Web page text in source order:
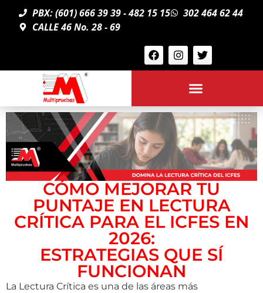
PBX: (601) 666 39 39 - 482 15 15
302 464 62 44
CALLE 46 No. 28 - 69
CÓMO MEJORAR TU
PUNTAJE EN LECTURA
CRÍTICA PARA EL ICFES EN
2026:
ESTRATEGIAS QUE SÍ
FUNCIONAN
La Lectura Crítica es una de las áreas más